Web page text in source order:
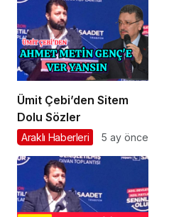
Ümit Çebi’den Sitem
Dolu Sözler
Araklı Haberleri 5 ay önce